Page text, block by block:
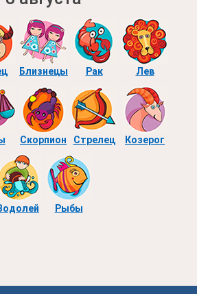
Близнецы Рак Лев
Скорпион Стрелец Козерог
Рыбы